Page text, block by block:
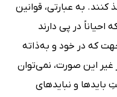
کنند. به عبارتی، قوانین
احیاناً در پی دارند
که در خود و به‌ذاته
غیر این صورت، نمی‌توان
بایدها و نبایدهای